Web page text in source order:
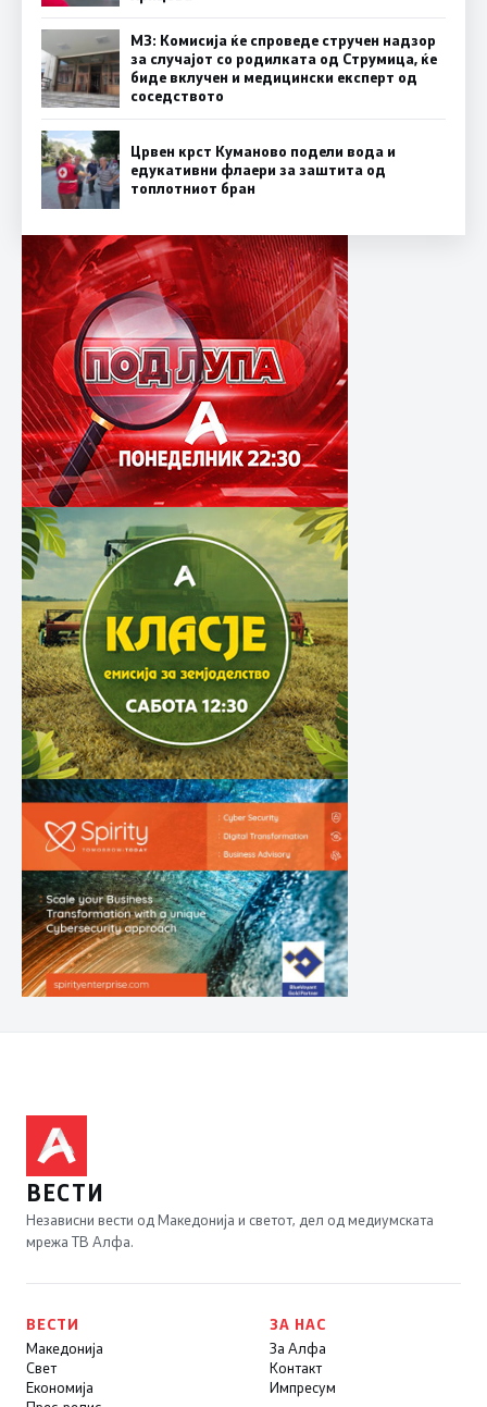
МЗ: Комисија ќе спроведе стручен надзор
за случајот со родилката од Струмица, ќе
биде вклучен и медицински експерт од
соседството
Црвен крст Куманово подели вода и
едукативни флаери за заштита од
топлотниот бран
ВЕСТИ
Независни вести од Македонија и светот, дел од медиумската
мрежа ТВ Алфа.
ВЕСТИ
Македонија
Свет
Економија
ЗА НАС
За Алфа
Контакт
Импресум